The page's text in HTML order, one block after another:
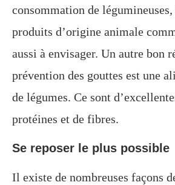
consommation de légumineuses,
produits d’origine animale
aussi à envisager. Un autre bon
prévention des gouttes est une
de légumes. Ce sont
protéines et de fibres.
Se reposer le plus possible
Il existe de nombreuses façons